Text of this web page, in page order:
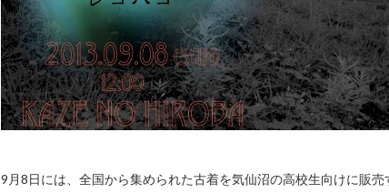
9月8日には、全国から集められた古着を気仙沼の高校生向けに販